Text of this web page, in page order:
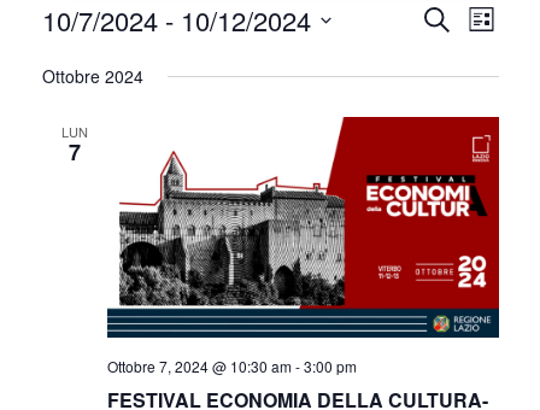
Eventi
Eventi
Ricerca
e
viste
Cerca Lista
10/7/2024 - 10/12/2024
la
Ottobre 2024
LUN
7
FESTIVAL ECONOMIA DELLA CULTURA-
Ottobre 7, 2024 @ 10:30 am-3:00 pm